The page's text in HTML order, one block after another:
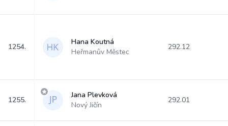
1254.
Hana Koutná
Heřmanův Městec
292.12
1255.
Jana Plevková
Nový Jičín
292.01